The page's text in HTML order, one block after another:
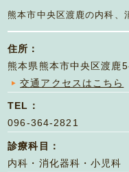
熊本市中央区渡鹿の内科、
住所：
熊本県熊本市中央区渡鹿
交通アクセスはこちら
TEL：
096-364-2821
診療科目：
内科・消化器科・小児科